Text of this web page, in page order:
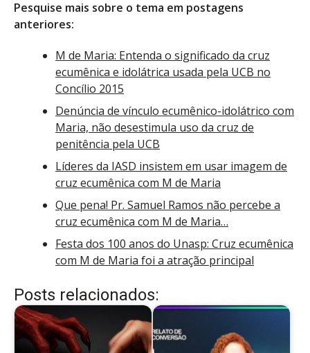
Pesquise mais sobre o tema em postagens
anteriores:
M de Maria: Entenda o significado da cruz
ecumênica e idolátrica usada pela UCB no
Concílio 2015
Denúncia de vínculo ecumênico-idolátrico com
Maria, não desestimula uso da cruz de
penitência pela UCB
Líderes da IASD insistem em usar imagem de
cruz ecumênica com M de Maria
Que pena! Pr. Samuel Ramos não percebe a
cruz ecumênica com M de Maria…
Festa dos 100 anos do Unasp: Cruz ecumênica
com M de Maria foi a atração principal
Posts relacionados: